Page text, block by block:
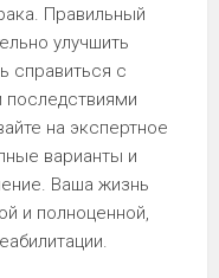
Правильный
улучшить
справиться с
на экспертное
варианты и
Ваша жизнь
и полноценной,